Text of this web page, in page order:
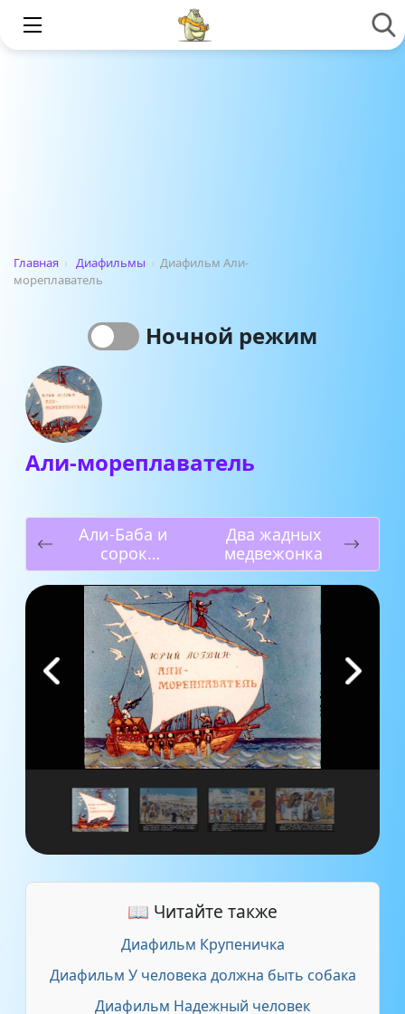
Главная › Диафильмы › Диафильм Али-
мореплаватель
Ночной режим
Али-мореплаватель
Али-Баба и
сорок
разбойников
Два жадных
медвежонка
📖 Читайте также
Диафильм Крупеничка
Диафильм У человека должна быть собака
Диафильм Надежный человек